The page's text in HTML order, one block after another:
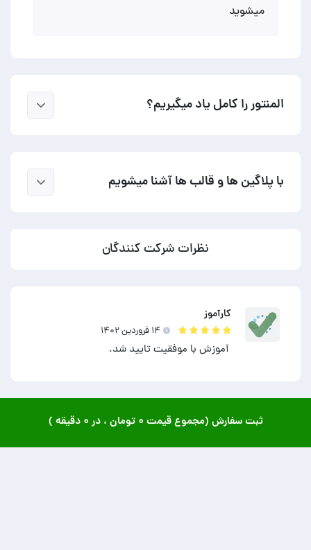
میشوید
المنتور را کامل یاد میگیریم؟
با پلاگین ها و قالب ها آشنا میشویم
نظرات شرکت کنندگان
کارآموز
۱۴ فروردين ۱۴۰۲
آموزش با موفقیت تایید شد.
ثبت سفارش (مجموع قیمت ۰ تومان ، در ۰ دقیقه )